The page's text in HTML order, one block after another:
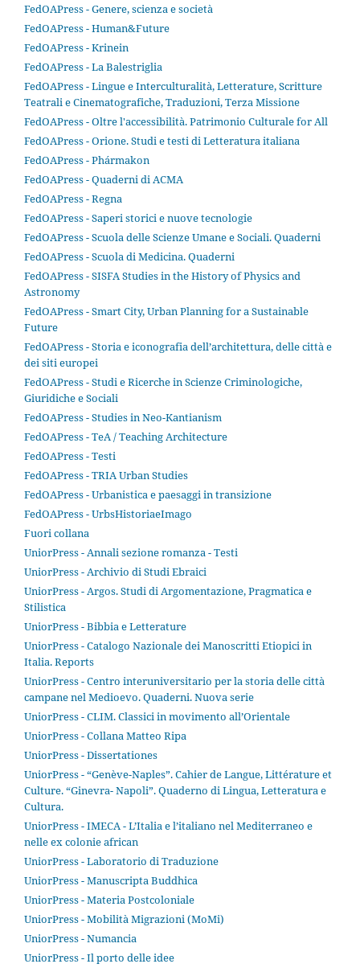
FedOAPress - Genere, scienza e società
FedOAPress - Human&Future
FedOAPress - Krinein
FedOAPress - La Balestriglia
FedOAPress - Lingue e Interculturalità, Letterature, Scritture
Teatrali e Cinematografiche, Traduzioni, Terza Missione
FedOAPress - Oltre l'accessibilità. Patrimonio Culturale for All
FedOAPress - Orione. Studi e testi di Letteratura italiana
FedOAPress - Phármakon
FedOAPress - Quaderni di ACMA
FedOAPress - Regna
FedOAPress - Saperi storici e nuove tecnologie
FedOAPress - Scuola delle Scienze Umane e Sociali. Quaderni
FedOAPress - Scuola di Medicina. Quaderni
FedOAPress - SISFA Studies in the History of Physics and
Astronomy
FedOAPress - Smart City, Urban Planning for a Sustainable
Future
FedOAPress - Storia e iconografia dell’architettura, delle città e
dei siti europei
FedOAPress - Studi e Ricerche in Scienze Criminologiche,
Giuridiche e Sociali
FedOAPress - Studies in Neo-Kantianism
FedOAPress - TeA / Teaching Architecture
FedOAPress - Testi
FedOAPress - TRIA Urban Studies
FedOAPress - Urbanistica e paesaggi in transizione
FedOAPress - UrbsHistoriaeImago
Fuori collana
UniorPress - Annali sezione romanza - Testi
UniorPress - Archivio di Studi Ebraici
UniorPress - Argos. Studi di Argomentazione, Pragmatica e
Stilistica
UniorPress - Bibbia e Letterature
UniorPress - Catalogo Nazionale dei Manoscritti Etiopici in
Italia. Reports
UniorPress - Centro interuniversitario per la storia delle città
campane nel Medioevo. Quaderni. Nuova serie
UniorPress - CLIM. Classici in movimento all’Orientale
UniorPress - Collana Matteo Ripa
UniorPress - Dissertationes
UniorPress - “Genève-Naples”. Cahier de Langue, Littérature et
Culture. “Ginevra- Napoli”. Quaderno di Lingua, Letteratura e
Cultura.
UniorPress - IMECA - L’Italia e l’italiano nel Mediterraneo e
nelle ex colonie african
UniorPress - Laboratorio di Traduzione
UniorPress - Manuscripta Buddhica
UniorPress - Materia Postcoloniale
UniorPress - Mobilità Migrazioni (MoMi)
UniorPress - Numancia
UniorPress - Il porto delle idee